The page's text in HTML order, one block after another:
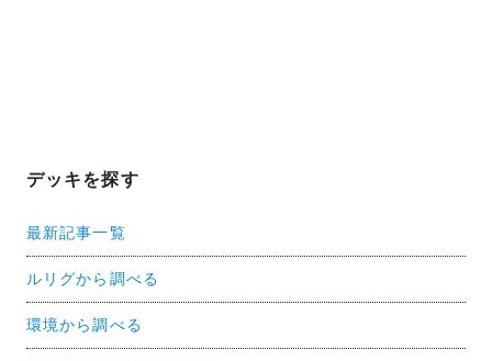
デッキを探す
最新記事一覧
ルリグから調べる
環境から調べる